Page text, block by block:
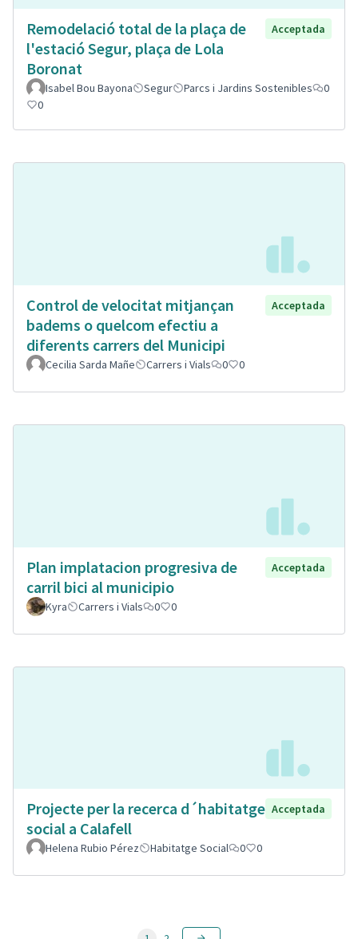
Remodelació total de la plaça de
l'estació Segur, plaça de Lola
Boronat
Acceptada
Isabel Bou Bayona Segur Parcs i Jardins Sostenibles
0
0
Control de velocitat mitjançan
badems o quelcom efectiu a
diferents carrers del Municipi
Acceptada
Cecilia Sarda Mañe Carrers i Vials 0 0
Plan implatacion progresiva de
carril bici al municipio
Acceptada
Kyra Carrers i Vials 0 0
Projecte per la recerca d´habitatge
social a Calafell
Acceptada
Helena Rubio Pérez Habitatge Social 0 0